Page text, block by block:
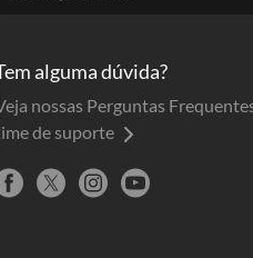
alguma dúvida?
nossas Perguntas
de suporte